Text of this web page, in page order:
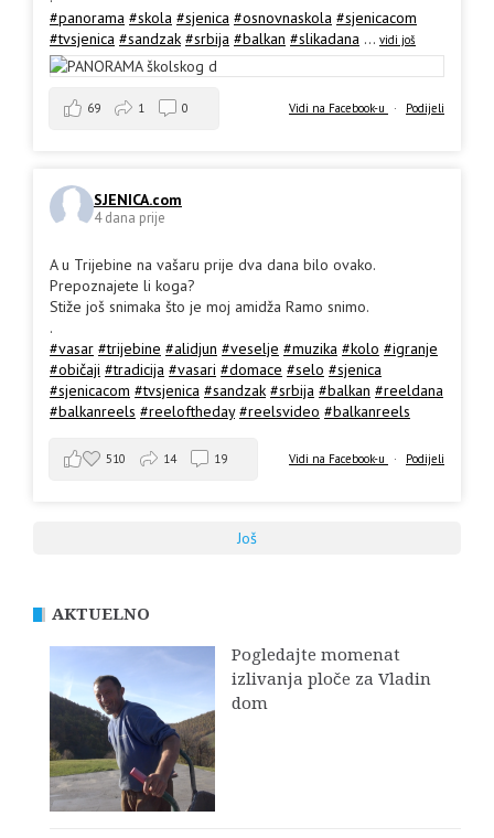
#panorama #skola #sjenica #osnovnaskola #sjenicacom
#tvsjenica #sandzak #srbija #balkan #slikadana ... vidi još
Vidi na Facebook-u · Podijeli
69 1 0
SJENICA.com
4 dana prije
A u Trijebine na vašaru prije dva dana bilo ovako.
Prepoznajete li koga?
Stiže još snimaka što je moj amidža Ramo snimo.
.
#vasar #trijebine #alidjun #veselje #muzika #kolo #igranje
#običaji #tradicija #vasari #domace #selo #sjenica
#sjenicacom #tvsjenica #sandzak #srbija #balkan #reeldana
#balkanreels #reeloftheday #reelsvideo #balkanreels
Vidi na Facebook-u · Podijeli
510 14 19
Još
AKTUELNO
Pogledajte momenat
izlivanja ploče za Vladin
dom